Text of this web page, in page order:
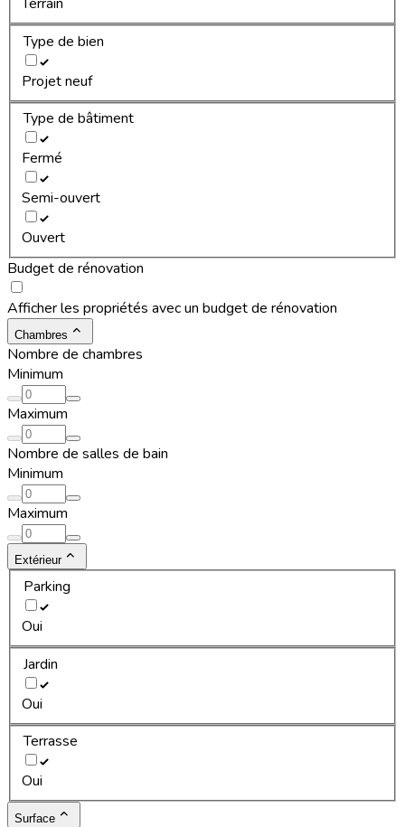
Type de bien
Projet neuf
Type de bâtiment
Fermé
Semi-ouvert
Ouvert
Budget de rénovation
Afficher les propriétés avec un budget de rénovation
Chambres
Nombre de chambres
Minimum
Maximum
Nombre de salles de bain
Minimum
Maximum
Extérieur
Parking
Oui
Jardin
Oui
Terrasse
Oui
Surface